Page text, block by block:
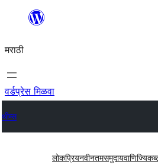
सामुग्रीवर
मराठी
वर्डप्रेस मिळवा
थीम्स
लोकप्रियनवीनतमसमुदायवाणिज्यिक